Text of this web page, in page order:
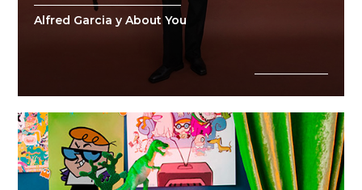
Alfred Garcia y About You